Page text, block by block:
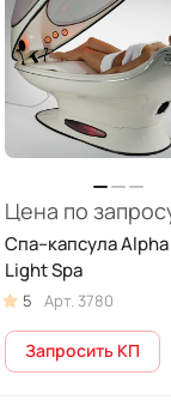
Цена по
Спа–капсула
Light Spa
5 Арт. 3780
Запросить КП